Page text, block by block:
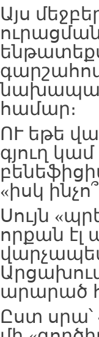
Այս
գարշահոտ
համար։
ՈՒ եթե
գյուղ կամ
«իսկ
Սույն
որքան էլ
արարած
Ըստ